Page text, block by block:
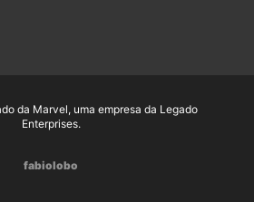
da Marvel, uma empresa da Legado
Enterprises.
fabiolobo